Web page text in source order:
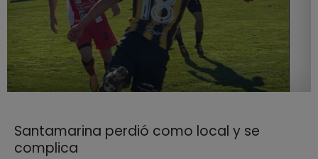
Santamarina perdió como local y se
complica